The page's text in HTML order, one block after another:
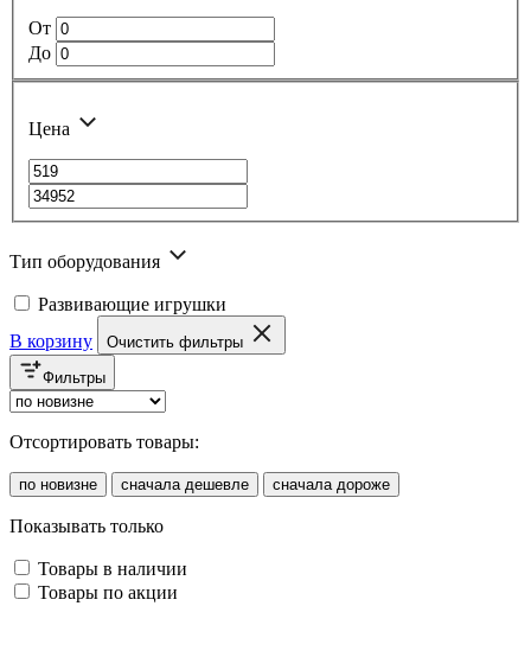
От
До
Цена
Тип оборудования
Развивающие игрушки
В корзину
Очистить фильтры
Фильтры
Отсортировать товары:
по новизне сначала дешевле сначала дороже
Показывать только
Товары в наличии
Товары по акции